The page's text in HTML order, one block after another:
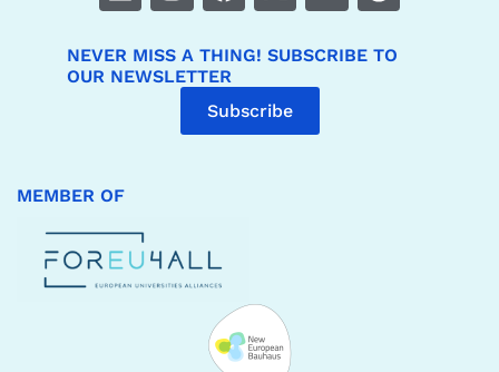
NEVER MISS A THING! SUBSCRIBE TO
OUR NEWSLETTER
Subscribe
MEMBER OF